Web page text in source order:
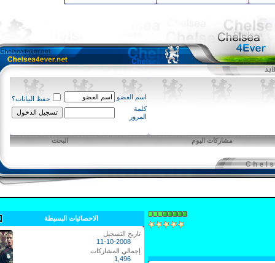
اسم العضو
حفظ البيانات؟
كلمة
المرور
مشاركات اليوم البحث
الاحصائيات البسيطة
تاريخ التسجيل
11-10-2008
إجمالي المشاركات
1,496